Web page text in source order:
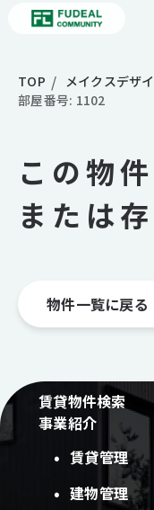
TOP
メイクスデザ
部屋番号: 1102
この物
または
物件一覧に戻る
賃貸物件検索
事業紹介
賃貸管理
建物管理